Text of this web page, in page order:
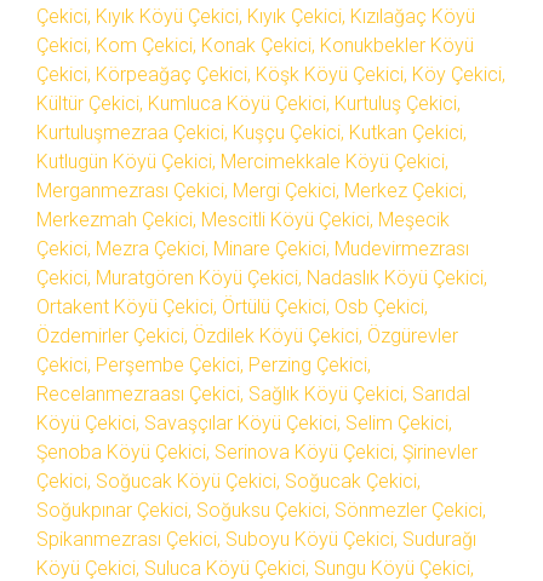
Çekici, Kıyık Köyü Çekici, Kıyık Çekici, Kızılağaç Köyü
Çekici, Kom Çekici, Konak Çekici, Konukbekler Köyü
Çekici, Körpeağaç Çekici, Köşk Köyü Çekici, Köy Çekici,
Kültür Çekici, Kumluca Köyü Çekici, Kurtuluş Çekici,
Kurtuluşmezraa Çekici, Kuşçu Çekici, Kutkan Çekici,
Kutlugün Köyü Çekici, Mercimekkale Köyü Çekici,
Merganmezrası Çekici, Mergi Çekici, Merkez Çekici,
Merkezmah Çekici, Mescitli Köyü Çekici, Meşecik
Çekici, Mezra Çekici, Minare Çekici, Mudevirmezrası
Çekici, Muratgören Köyü Çekici, Nadaslık Köyü Çekici,
Ortakent Köyü Çekici, Örtülü Çekici, Osb Çekici,
Özdemirler Çekici, Özdilek Köyü Çekici, Özgürevler
Çekici, Perşembe Çekici, Perzing Çekici,
Recelanmezraası Çekici, Sağlık Köyü Çekici, Sarıdal
Köyü Çekici, Savaşçılar Köyü Çekici, Selim Çekici,
Şenoba Köyü Çekici, Serinova Köyü Çekici, Şirinevler
Çekici, Soğucak Köyü Çekici, Soğucak Çekici,
Soğukpınar Çekici, Soğuksu Çekici, Sönmezler Çekici,
Spikanmezrası Çekici, Suboyu Köyü Çekici, Sudurağı
Köyü Çekici, Suluca Köyü Çekici, Sungu Köyü Çekici,